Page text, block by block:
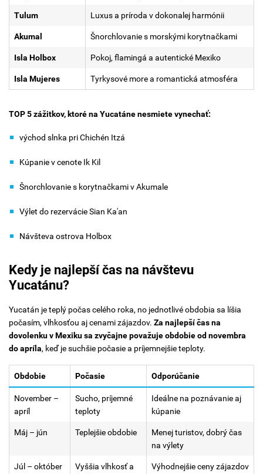
Tulum Luxus a príroda v dokonalej harmónii
Akumal Šnorchlovanie s morskými korytnačkami
Isla Holbox Pokoj, flamingá a autentické Mexiko
Isla Mujeres Tyrkysové more a romantická atmosféra
TOP 5 zážitkov, ktoré na Yucatáne nesmiete vynechať:
východ slnka pri Chichén Itzá
Kúpanie v cenote Ik Kil
Šnorchlovanie s korytnačkami v Akumale
Výlet do rezervácie Sian Ka'an
Návšteva ostrova Holbox
Kedy je najlepší čas na návštevu
Yucatánu?
Yucatán je teplý počas celého roka, no jednotlivé obdobia sa líšia
počasím, vlhkosťou aj cenami zájazdov. Za najlepší čas na
dovolenku v Mexiku sa zvyčajne považuje obdobie od novembra
do apríla, keď je suchšie počasie a príjemnejšie teploty.
Obdobie Počasie Odporúčanie
November –
apríl
Sucho, príjemné
teploty
Ideálne na poznávanie aj
kúpanie
Máj – jún Teplejšie obdobie
Menej turistov, dobrý čas
na výlety
Júl – október
Vyššia vlhkosť a
Výhodnejšie ceny zájazdov